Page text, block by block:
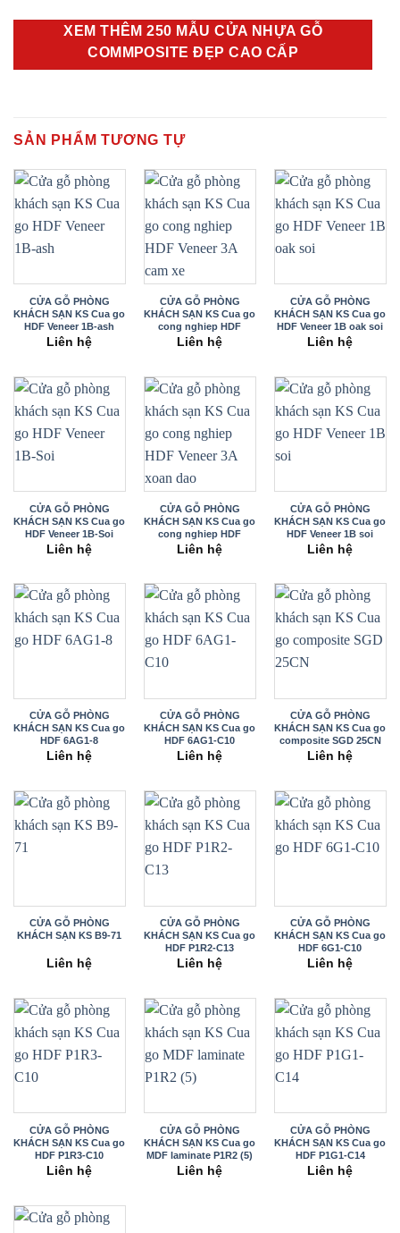
XEM THÊM 250 MẪU CỬA NHỰA GỖ
COMMPOSITE ĐẸP CAO CẤP
SẢN PHẨM TƯƠNG TỰ
CỬA GỖ PHÒNG
KHÁCH SẠN KS Cua go
HDF Veneer 1B-ash
Liên hệ
CỬA GỖ PHÒNG
KHÁCH SẠN KS Cua go
cong nghiep HDF
Veneer 3A
Liên hệ
CỬA GỖ PHÒNG
KHÁCH SẠN KS Cua go
HDF Veneer 1B oak soi
Liên hệ
CỬA GỖ PHÒNG
KHÁCH SẠN KS Cua go
HDF Veneer 1B-Soi
Liên hệ
CỬA GỖ PHÒNG
KHÁCH SẠN KS Cua go
cong nghiep HDF
Veneer 3A xoan dao
Liên hệ
CỬA GỖ PHÒNG
KHÁCH SẠN KS Cua go
HDF Veneer 1B soi
Liên hệ
CỬA GỖ PHÒNG
KHÁCH SẠN KS Cua go
HDF 6AG1-8
Liên hệ
CỬA GỖ PHÒNG
KHÁCH SẠN KS Cua go
HDF 6AG1-C10
Liên hệ
CỬA GỖ PHÒNG
KHÁCH SẠN KS Cua go
composite SGD 25CN
Liên hệ
CỬA GỖ PHÒNG
KHÁCH SẠN KS B9-71
Liên hệ
CỬA GỖ PHÒNG
KHÁCH SẠN KS Cua go
HDF P1R2-C13
Liên hệ
CỬA GỖ PHÒNG
KHÁCH SẠN KS Cua go
HDF 6G1-C10
Liên hệ
CỬA GỖ PHÒNG
KHÁCH SẠN KS Cua go
HDF P1R3-C10
Liên hệ
CỬA GỖ PHÒNG
KHÁCH SẠN KS Cua go
MDF laminate P1R2 (5)
Liên hệ
CỬA GỖ PHÒNG
KHÁCH SẠN KS Cua go
HDF P1G1-C14
Liên hệ